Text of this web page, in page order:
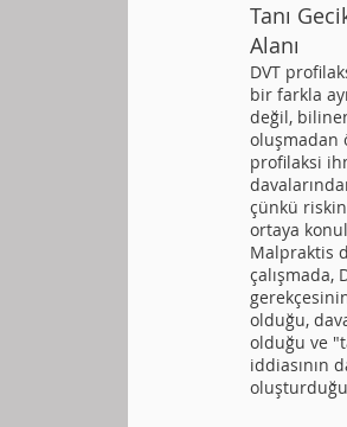
Tanı
Alanı
DVT
bir farkla
değil,
oluşmadan
profilaksi
çünkü
ortaya
Malpraktis
çalışmada,
olduğu,
olduğu ve
iddiasının
oluşturduğu